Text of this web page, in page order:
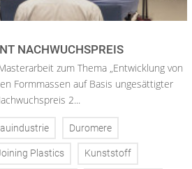
NACHWUCHSPREIS
zum Thema „Entwicklung von
Formmassen auf Basis ungesättigter
2...
Duromere
Plastics Kunststoff